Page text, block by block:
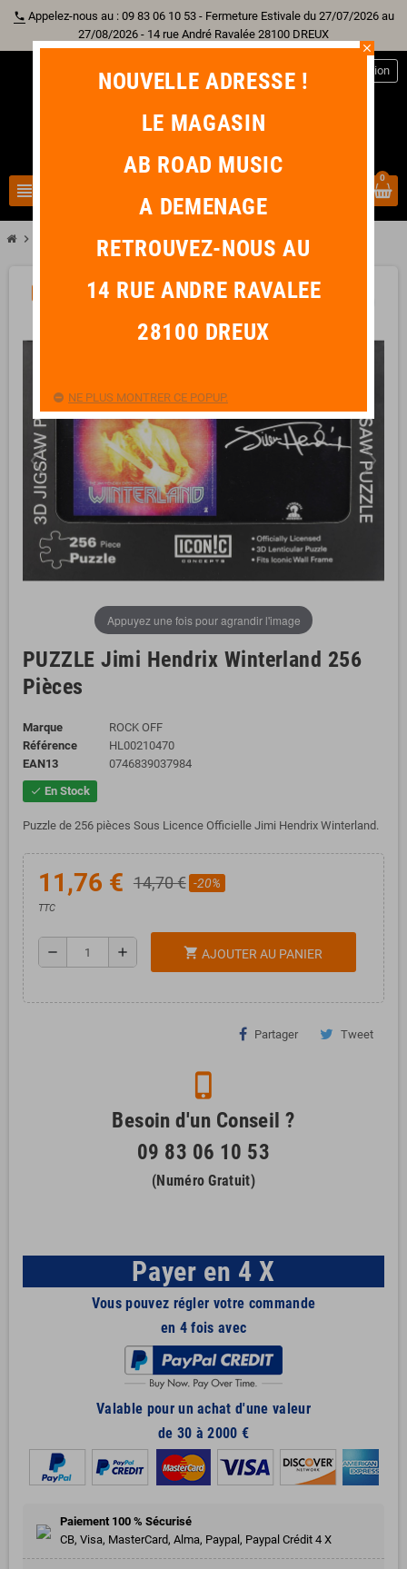
phone Appelez-nous au : 09 83 06 10 53 - Fermeture Estivale du 27/07/2026 au
27/08/2026 - 14 rue André Ravalée 28100 DREUX
view_headline
Connexion
0
chevron_right PUZZLE Jimi Hendrix Winterland 256 Pièces
Appuyez une fois pour agrandir l'image
-20%
PUZZLE Jimi Hendrix Winterland 256
Pièces
Marque
ROCK OFF
Référence
HL00210470
EAN13
0746839037984
check En Stock
Puzzle de 256 pièces Sous Licence Officielle Jimi Hendrix Winterland.
11,76 € 14,70 € -20%
TTC
remove add shopping_cart AJOUTER AU PANIER
Partager Tweet
phone_iphone
Besoin d'un Conseil ?
09 83 06 10 53
(Numéro Gratuit)
Payer en 4 X
Vous pouvez régler votre commande
en 4 fois avec
Valable pour un achat d'une valeur
de 30 à 2000 €
Paiement 100 % Sécurisé
CB, Visa, MasterCard, Alma, Paypal, Paypal Crédit 4 X
close
NOUVELLE ADRESSE !
LE MAGASIN
AB ROAD MUSIC
A DEMENAGE
RETROUVEZ-NOUS AU
14 RUE ANDRE RAVALEE
28100 DREUX
NE PLUS MONTRER CE POPUP.